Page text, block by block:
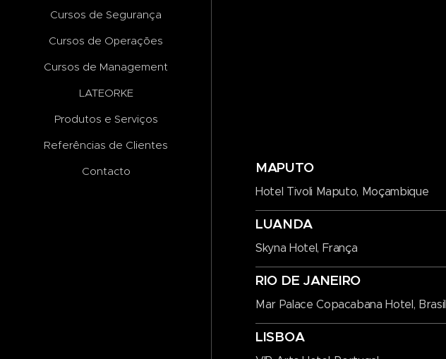
Cursos de Segurança
Cursos de Operações
Cursos de Management
LATEORKE
Produtos e Serviços
Referências de Clientes
Contacto
MAPUTO
Hotel Tivoli Maputo, Moçambique
LUANDA
Skyna Hotel, França
RIO DE JANEIRO
Mar Palace Copacabana Hotel, Brasil
LISBOA